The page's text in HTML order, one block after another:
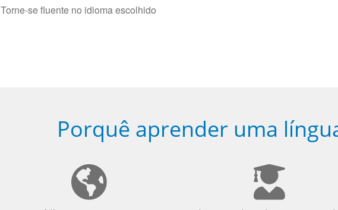
Torne-se fluente no idioma escolhido
Porquê aprender uma